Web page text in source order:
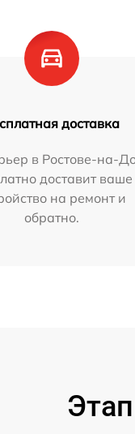
доставка
в Ростове-на-
доставит ваше
на ремонт и
обратно.